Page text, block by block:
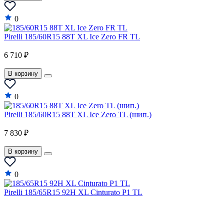
0
Pirelli 185/60R15 88T XL Ice Zero FR TL
6 710 ₽
В корзину
0
Pirelli 185/60R15 88T XL Ice Zero TL (шип.)
7 830 ₽
В корзину
0
Pirelli 185/65R15 92H XL Cinturato P1 TL